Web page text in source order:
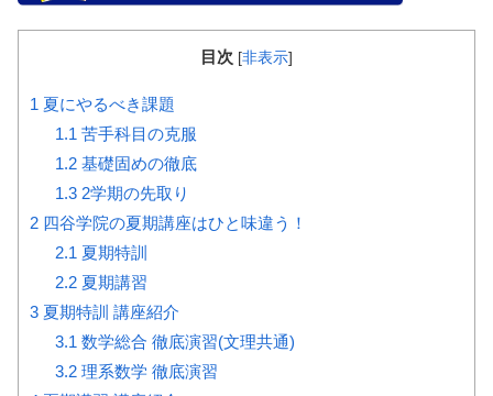
目次 [非表示]
1 夏にやるべき課題
1.1 苦手科目の克服
1.2基礎固めの徹底
1.32学期の先取り
2 四谷学院の夏期講座はひと味違う！
2.1 夏期特訓
2.2夏期講習
3 夏期特訓 講座紹介
3.1 数学総合 徹底演習(文理共通)
3.2理系数学 徹底演習